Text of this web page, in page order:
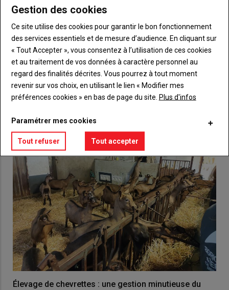
compte pour accéder à tout {nom-site}.
Lien Créez un compte
VOUS AIMEREZ AUSSI
Élevage de chevrettes : une gestion minutieuse du
Gestion des cookies
Ce site utilise des cookies pour garantir le bon fonctionnement
des services essentiels et de mesure d’audience. En cliquant sur
« Tout Accepter », vous consentez à l’utilisation de ces cookies
et au traitement de vos données à caractère personnel au
regard des finalités décrites. Vous pourrez à tout moment
revenir sur vos choix, en utilisant le lien « Modifier mes
préférences cookies » en bas de page du site. Plus d'infos
Paramétrer mes cookies
Tout refuser Tout accepter